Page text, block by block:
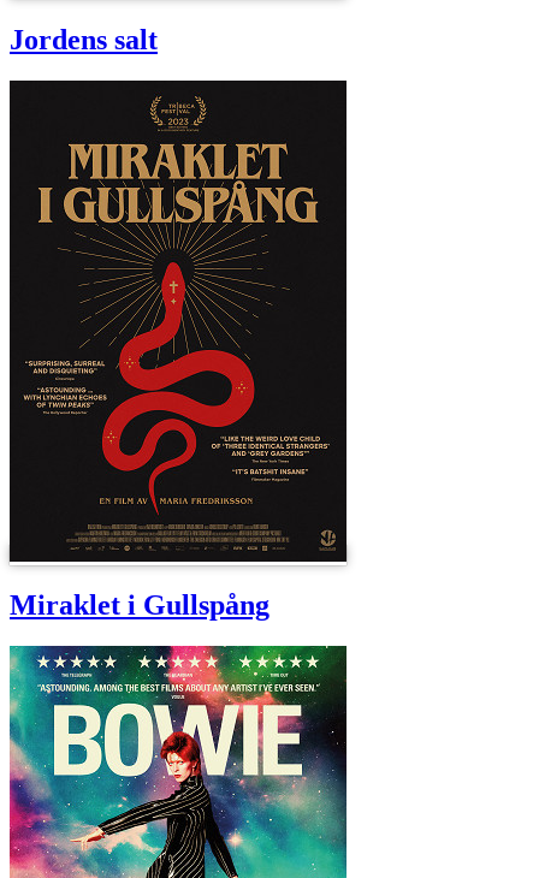
Jordens salt
Miraklet i Gullspång